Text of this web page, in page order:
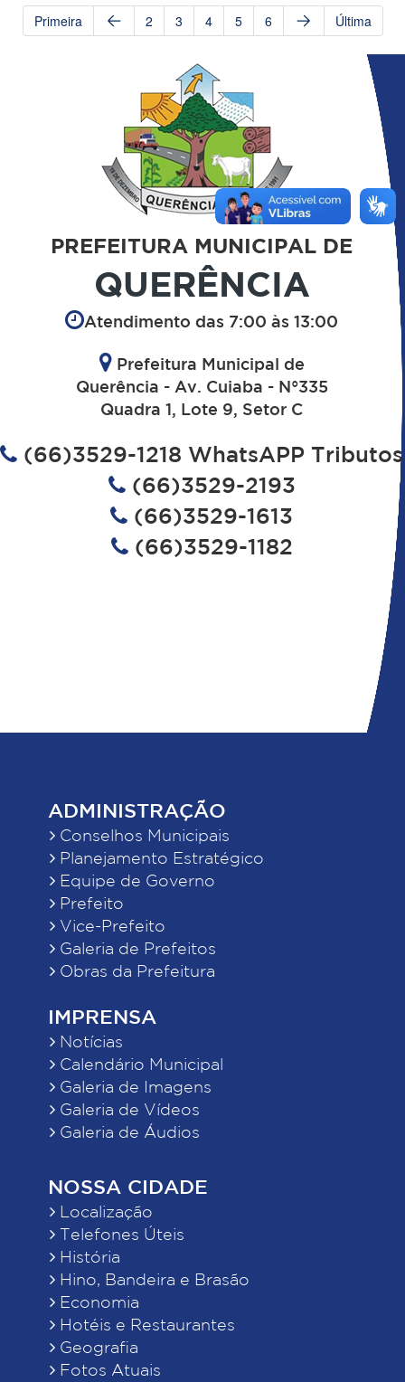
Primeira 2 3 4 5 6 Última
PREFEITURA MUNICIPAL DE
QUERÊNCIA
Atendimento das 7:00 às 13:00
Prefeitura Municipal de
Querência - Av. Cuiaba - N°335
Quadra 1, Lote 9, Setor C
(66)3529-1218 WhatsAPP Tributos
(66)3529-2193
(66)3529-1613
(66)3529-1182
ADMINISTRAÇÃO
Conselhos Municipais
Planejamento Estratégico
Equipe de Governo
Prefeito
Vice-Prefeito
Galeria de Prefeitos
Obras da Prefeitura
IMPRENSA
Notícias
Calendário Municipal
Galeria de Imagens
Galeria de Vídeos
Galeria de Áudios
NOSSA CIDADE
Localização
Telefones Úteis
História
Hino, Bandeira e Brasão
Economia
Hotéis e Restaurantes
Geografia
Fotos Atuais